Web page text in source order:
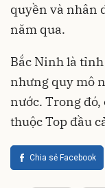
quyền và nhân
năm qua.
Bắc Ninh là
nhưng quy mô
nước. Trong
thuộc Top đầu
Chia sẻ Facebook